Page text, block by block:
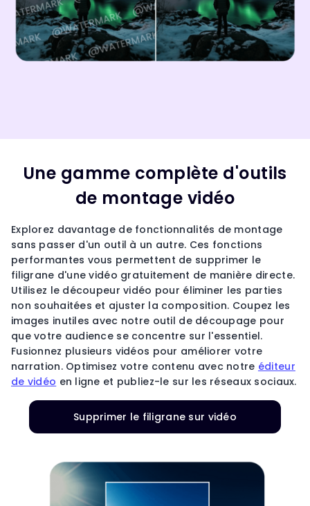
Une gamme complète d'outils
de montage vidéo
Explorez davantage de fonctionnalités de montage
sans passer d'un outil à un autre. Ces fonctions
performantes vous permettent de supprimer le
filigrane d'une vidéo gratuitement de manière directe.
Utilisez le découpeur vidéo pour éliminer les parties
non souhaitées et ajuster la composition. Coupez les
images inutiles avec notre outil de découpage pour
que votre audience se concentre sur l'essentiel.
Fusionnez plusieurs vidéos pour améliorer votre
narration. Optimisez votre contenu avec notre éditeur
de vidéo en ligne et publiez-le sur les réseaux sociaux.
Supprimer le filigrane sur vidéo